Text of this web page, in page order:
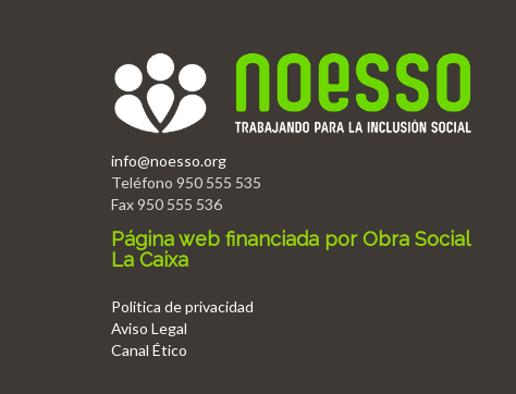
info@noesso.org
Teléfono 950 555 535
Fax 950 555 536
Página web financiada por Obra Social
La Caixa
Politica de privacidad
Aviso Legal
Canal Ético